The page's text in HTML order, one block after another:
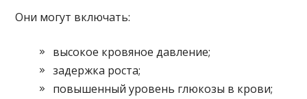
Они могут включать:
высокое кровяное давление;
задержка роста;
повышенный уровень глюкозы в крови;